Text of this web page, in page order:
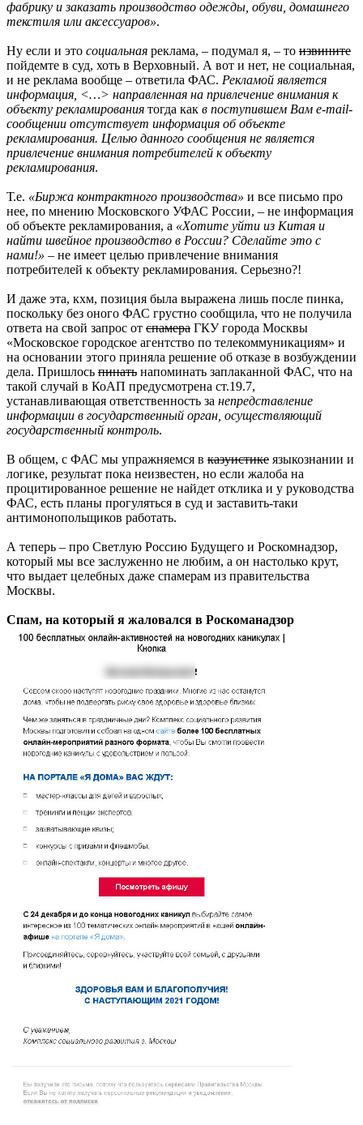
фабрику и заказать производство одежды, обуви, домашнего
текстиля или аксессуаров».
Ну если и это социальная реклама, – подумал я, – то извините
пойдемте в суд, хоть в Верховный. А вот и нет, не социальная,
и не реклама вообще – ответила ФАС. Рекламой является
информация, <…> направленная на привлечение внимания к
объекту рекламирования тогда как в поступившем Вам e-mail-
сообщении отсутствует информация об объекте
рекламирования. Целью данного сообщения не является
привлечение внимания потребителей к объекту
рекламирования.
Т.е. «Биржа контрактного производства» и все письмо про
нее, по мнению Московского УФАС России, – не информация
об объекте рекламирования, а «Хотите уйти из Китая и
найти швейное производство в России? Сделайте это с
нами!» – не имеет целью привлечение внимания
потребителей к объекту рекламирования. Серьезно?!
И даже эта, кхм, позиция была выражена лишь после пинка,
поскольку без оного ФАС грустно сообщила, что не получила
ответа на свой запрос от спамера ГКУ города Москвы
«Московское городское агентство по телекоммуникациям» и
на основании этого приняла решение об отказе в возбуждении
дела. Пришлось пинать напоминать заплаканной ФАС, что на
такой случай в КоАП предусмотрена ст.19.7,
устанавливающая ответственность за непредставление
информации в государственный орган, осуществляющий
государственный контроль.
В общем, с ФАС мы упражняемся в казуистике языкознании и
логике, результат пока неизвестен, но если жалоба на
процитированное решение не найдет отклика и у руководства
ФАС, есть планы прогуляться в суд и заставить-таки
антимонопольщиков работать.
А теперь – про Светлую Россию Будущего и Роскомнадзор,
который мы все заслуженно не любим, а он настолько крут,
что выдает целебных даже спамерам из правительства
Москвы.
Спам, на который я жаловался в Роскоманадзор